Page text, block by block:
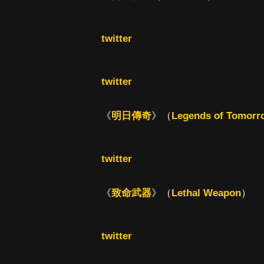
twitter
twitter
《明日傳奇》（Legends of
twitter
《致命武器》（Lethal Weapon）
twitter